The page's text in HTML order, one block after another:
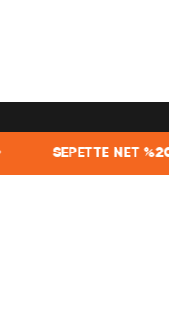
%20 İNDİRİM